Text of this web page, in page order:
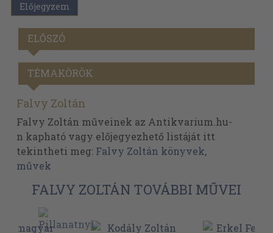
Előjegyzem
ELŐSZÓ
TÉMAKÖRÖK
Falvy Zoltán
Falvy Zoltán műveinek az Antikvarium.hu-
n kapható vagy előjegyezhető listáját itt
tekintheti meg: Falvy Zoltán könyvek,
művek
FALVY ZOLTÁN TOVÁBBI MŰVEI